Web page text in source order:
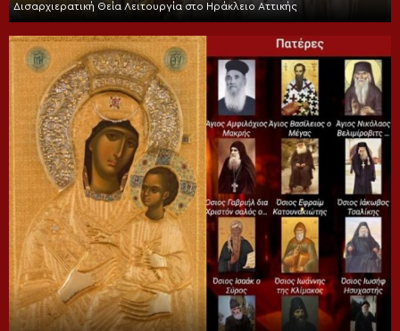
Δισαρχιερατική Θεία Λειτουργία στο Ηράκλειο Αττικής